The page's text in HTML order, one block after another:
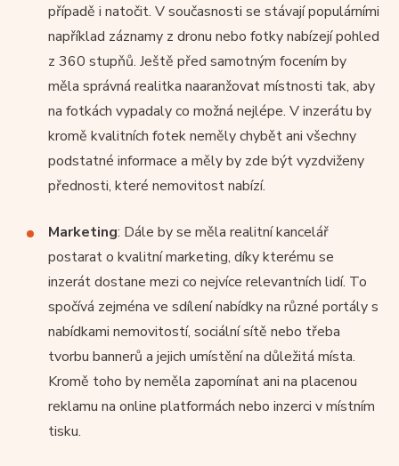
případě i natočit. V současnosti se stávají populárními
například záznamy z dronu nebo fotky nabízejí pohled
z 360 stupňů. Ještě před samotným focením by
měla správná realitka naaranžovat místnosti tak, aby
na fotkách vypadaly co možná nejlépe. V inzerátu by
kromě kvalitních fotek neměly chybět ani všechny
podstatné informace a měly by zde být vyzdviženy
přednosti, které nemovitost nabízí.
Marketing: Dále by se měla realitní kancelář
postarat o kvalitní marketing, díky kterému se
inzerát dostane mezi co nejvíce relevantních lidí. To
spočívá zejména ve sdílení nabídky na různé portály s
nabídkami nemovitostí, sociální sítě nebo třeba
tvorbu bannerů a jejich umístění na důležitá místa.
Kromě toho by neměla zapomínat ani na placenou
reklamu na online platformách nebo inzerci v místním
tisku.